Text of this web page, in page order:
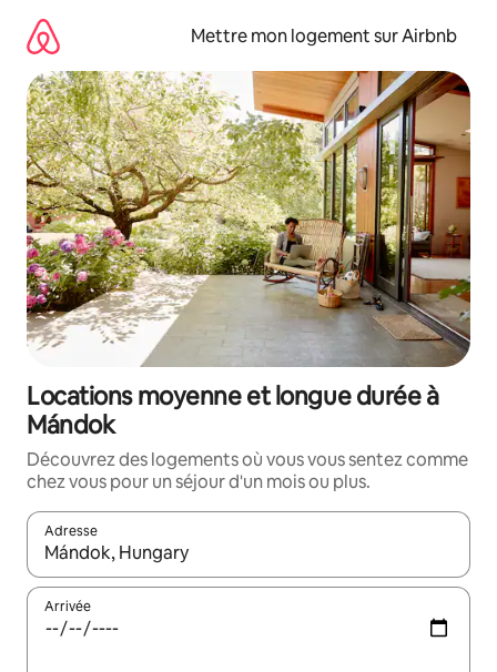
directement
contenu
Mettre mon logement sur Airbnb
Locations moyenne et longue durée à
Mándok
Découvrez des logements où vous vous sentez comme
chez vous pour un séjour d'un mois ou plus.
Adresse
Lorsque les résultats s'affichent, utilisez les flèches vers le
Arrivée